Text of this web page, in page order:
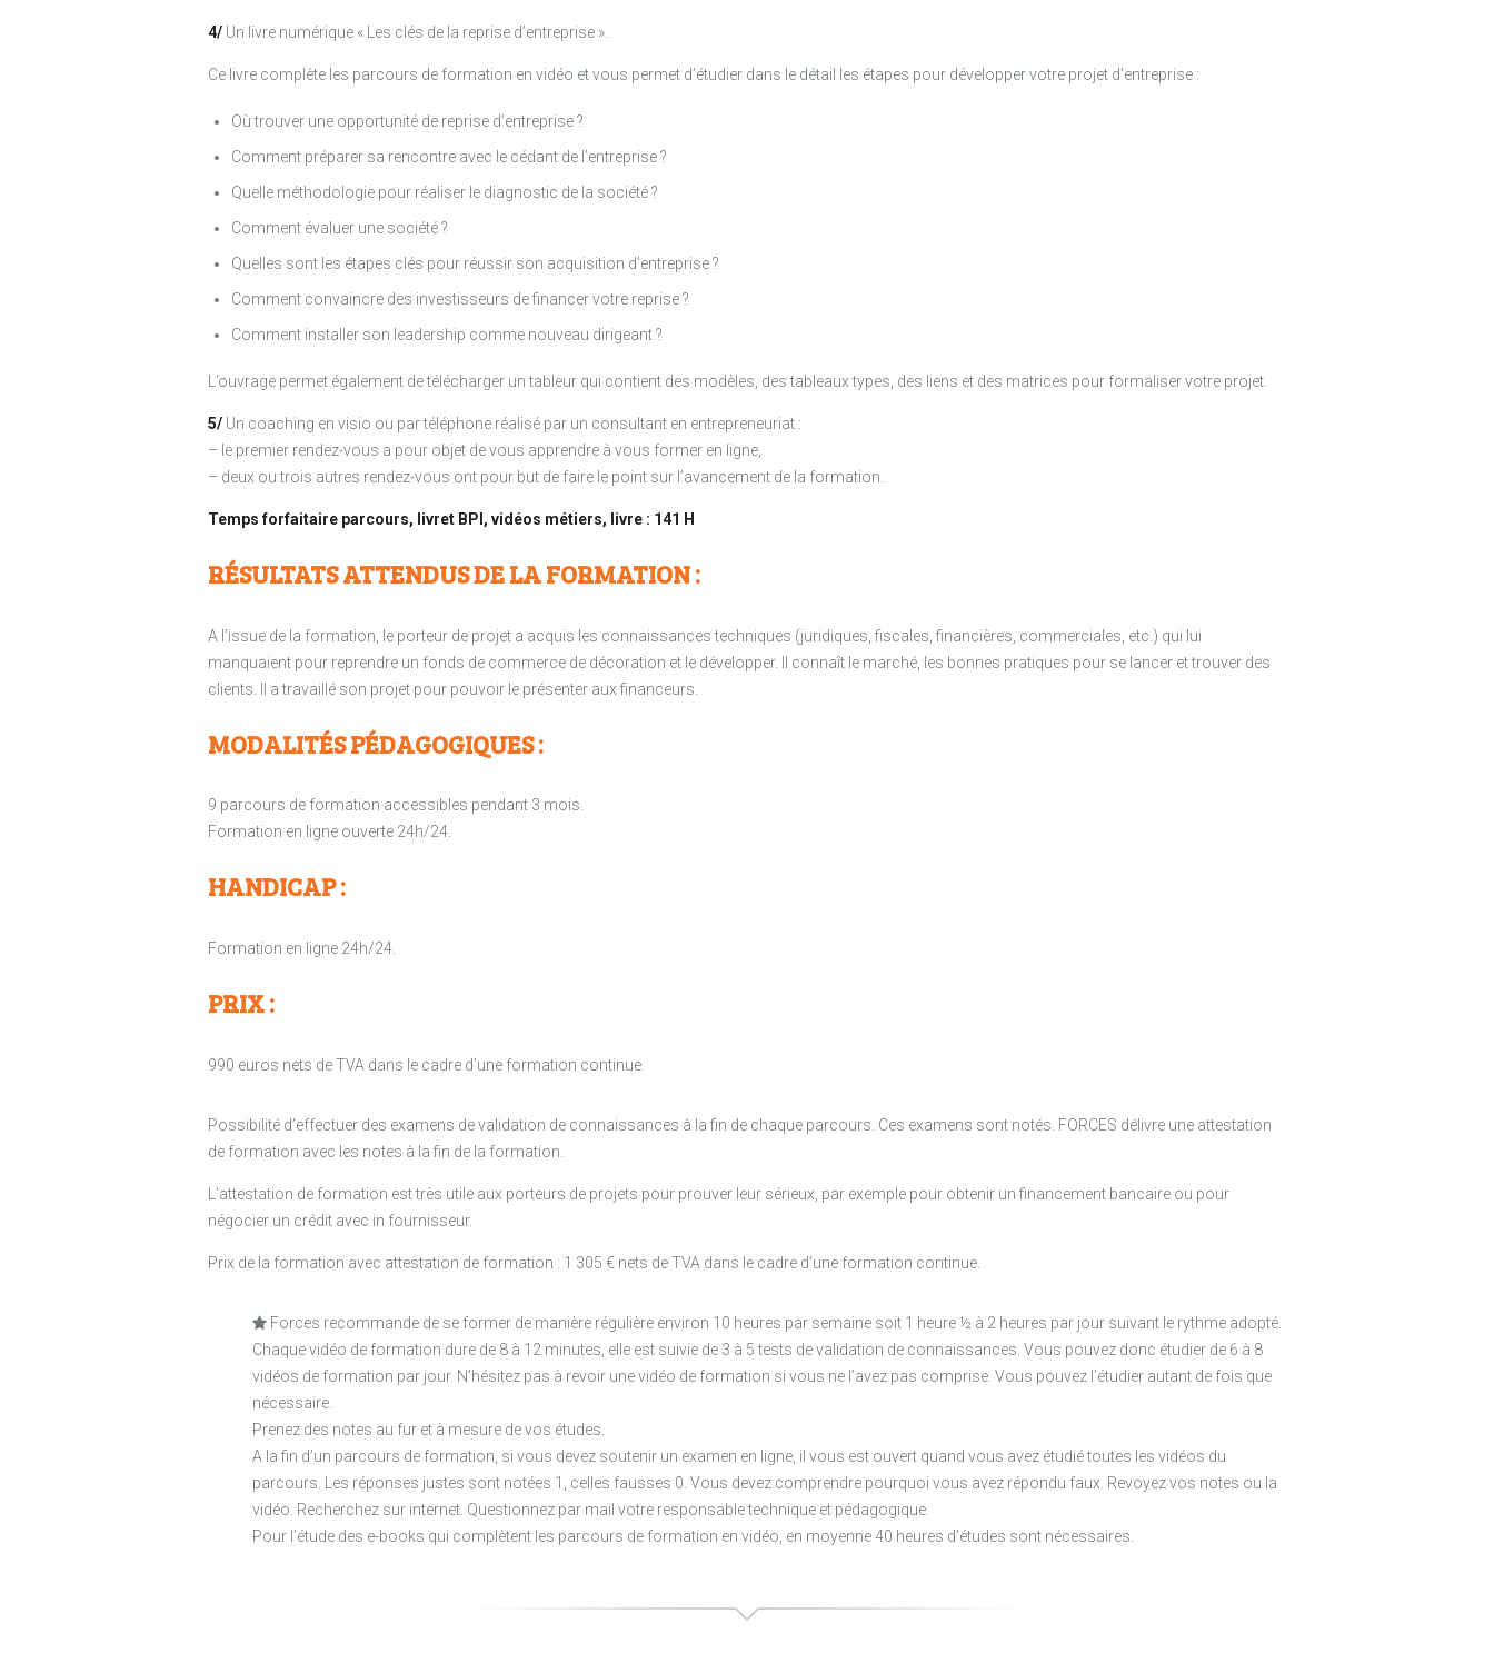
4/ Un livre numérique « Les clés de la reprise d’entreprise ».
Ce livre complète les parcours de formation en vidéo et vous permet d’étudier dans le détail les étapes pour développer votre projet d’entreprise :
Où trouver une opportunité de reprise d’entreprise ?
Comment préparer sa rencontre avec le cédant de l’entreprise ?
Quelle méthodologie pour réaliser le diagnostic de la société ?
Comment évaluer une société ?
Quelles sont les étapes clés pour réussir son acquisition d’entreprise ?
Comment convaincre des investisseurs de financer votre reprise ?
Comment installer son leadership comme nouveau dirigeant ?
L’ouvrage permet également de télécharger un tableur qui contient des modèles, des tableaux types, des liens et des matrices pour formaliser votre projet.
5/ Un coaching en visio ou par téléphone réalisé par un consultant en entrepreneuriat :
– le premier rendez-vous a pour objet de vous apprendre à vous former en ligne,
– deux ou trois autres rendez-vous ont pour but de faire le point sur l’avancement de la formation.
Temps forfaitaire parcours, livret BPI, vidéos métiers, livre : 141 H
RÉSULTATS ATTENDUS DE LA FORMATION :
A l’issue de la formation, le porteur de projet a acquis les connaissances techniques (juridiques, fiscales, financières, commerciales, etc.) qui lui
manquaient pour reprendre un fonds de commerce de décoration et le développer. Il connaît le marché, les bonnes pratiques pour se lancer et trouver des
clients. Il a travaillé son projet pour pouvoir le présenter aux financeurs.
MODALITÉS PÉDAGOGIQUES :
9 parcours de formation accessibles pendant 3 mois.
Formation en ligne ouverte 24h/24.
HANDICAP :
Formation en ligne 24h/24.
PRIX :
990 euros nets de TVA dans le cadre d’une formation continue.
Possibilité d’effectuer des examens de validation de connaissances à la fin de chaque parcours. Ces examens sont notés. FORCES délivre une attestation
de formation avec les notes à la fin de la formation.
L’attestation de formation est très utile aux porteurs de projets pour prouver leur sérieux, par exemple pour obtenir un financement bancaire ou pour
négocier un crédit avec in fournisseur.
Prix de la formation avec attestation de formation : 1 305 € nets de TVA dans le cadre d’une formation continue.
Forces recommande de se former de manière régulière environ 10 heures par semaine soit 1 heure ½ à 2 heures par jour suivant le rythme adopté.
Chaque vidéo de formation dure de 8 à 12 minutes, elle est suivie de 3 à 5 tests de validation de connaissances. Vous pouvez donc étudier de 6 à 8
vidéos de formation par jour. N’hésitez pas à revoir une vidéo de formation si vous ne l’avez pas comprise. Vous pouvez l’étudier autant de fois que
nécessaire.
Prenez des notes au fur et à mesure de vos études.
A la fin d’un parcours de formation, si vous devez soutenir un examen en ligne, il vous est ouvert quand vous avez étudié toutes les vidéos du
parcours. Les réponses justes sont notées 1, celles fausses 0. Vous devez comprendre pourquoi vous avez répondu faux. Revoyez vos notes ou la
vidéo. Recherchez sur internet. Questionnez par mail votre responsable technique et pédagogique.
Pour l’étude des e-books qui complètent les parcours de formation en vidéo, en moyenne 40 heures d’études sont nécessaires.